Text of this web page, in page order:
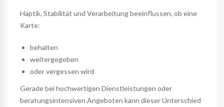
Haptik, Stabilität und Verarbeitung beeinflussen, ob eine
Karte:
behalten
weitergegeben
oder vergessen wird
Gerade bei hochwertigen Dienstleistungen oder
beratungsintensiven Angeboten kann dieser Unterschied